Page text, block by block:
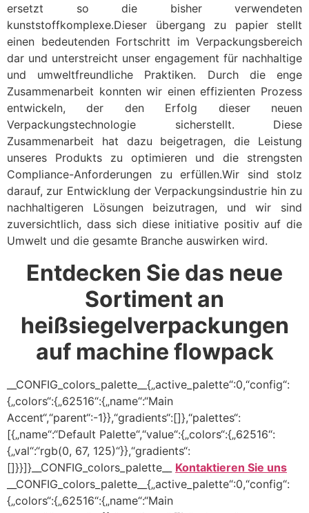
ersetzt so die bisher verwendeten
kunststoffkomplexe.Dieser übergang zu papier stellt
einen bedeutenden Fortschritt im Verpackungsbereich
dar und unterstreicht unser engagement für nachhaltige
und umweltfreundliche Praktiken. Durch die enge
Zusammenarbeit konnten wir einen effizienten Prozess
entwickeln, der den Erfolg dieser neuen
Verpackungstechnologie sicherstellt. Diese
Zusammenarbeit hat dazu beigetragen, die Leistung
unseres Produkts zu optimieren und die strengsten
Compliance-Anforderungen zu erfüllen.Wir sind stolz
darauf, zur Entwicklung der Verpackungsindustrie hin zu
nachhaltigeren Lösungen beizutragen, und wir sind
zuversichtlich, dass sich diese initiative positiv auf die
Umwelt und die gesamte Branche auswirken wird.
Entdecken Sie das neue
Sortiment an
heißsiegelverpackungen
auf machine flowpack
__CONFIG_colors_palette__{„active_palette“:0,“config“:
{„colors“:{„62516“:{„name“:“Main
Accent“,“parent“:-1}},“gradients“:[]},“palettes“:
[{„name“:“Default Palette“,“value“:{„colors“:{„62516“:
{„val“:“rgb(0, 67, 125)“}},“gradients“:
[]}}]}__CONFIG_colors_palette__ Kontaktieren Sie uns
__CONFIG_colors_palette__{„active_palette“:0,“config“:
{„colors“:{„62516“:{„name“:“Main